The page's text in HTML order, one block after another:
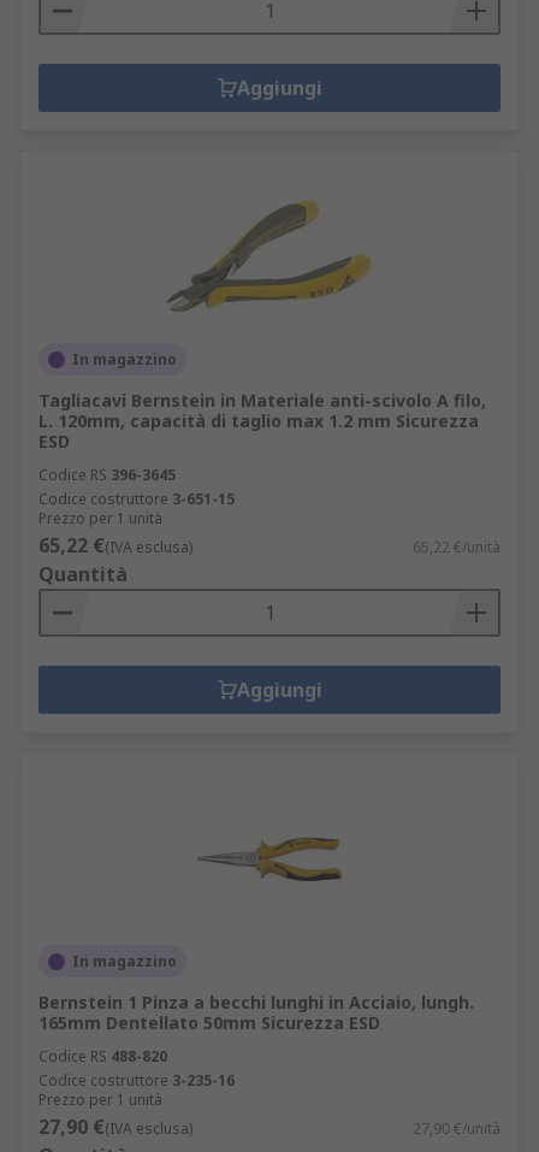
Aggiungi
In magazzino
Tagliacavi Bernstein in Materiale anti-scivolo A filo,
L. 120mm, capacità di taglio max 1.2 mm Sicurezza
ESD
Codice RS 396-3645
Codice costruttore 3-651-15
Prezzo per 1 unità
65,22 €(IVA esclusa) 65,22 €/unità
Quantità
Aggiungi
In magazzino
Bernstein 1 Pinza a becchi lunghi in Acciaio, lungh.
165mm Dentellato 50mm Sicurezza ESD
Codice RS 488-820
Codice costruttore 3-235-16
Prezzo per 1 unità
27,90 €(IVA esclusa) 27,90 €/unità